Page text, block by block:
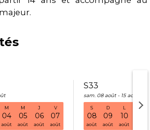
M
04
août
M
05
août
J
06
août
V
07
août
S33
sam. 08 août - 15 août
S
08
août
D
09
août
L
10
août
M
S32 sam. 01 août - 08 août